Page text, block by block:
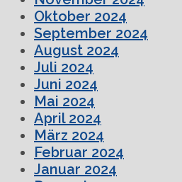
Oktober 2024
September 2024
August 2024
Juli 2024
Juni 2024
Mai 2024
April 2024
März 2024
Februar 2024
Januar 2024